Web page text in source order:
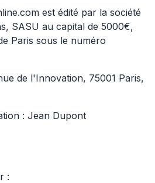
est édité par la société
SASU au capital de 5000€,
Paris sous le numéro
de l'Innovation, 75001 Paris,
: Jean Dupont
: